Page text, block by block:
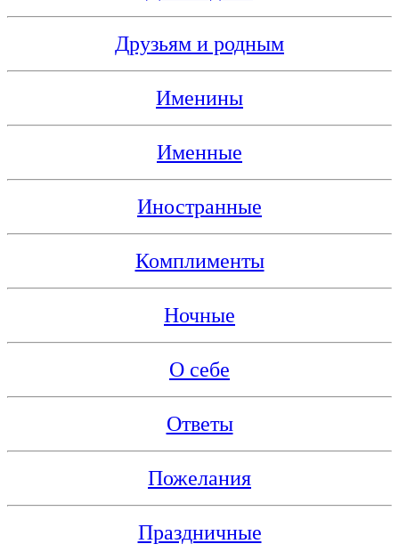
Друзьям и родным
Именины
Именные
Иностранные
Комплименты
Ночные
О себе
Ответы
Пожелания
Праздничные